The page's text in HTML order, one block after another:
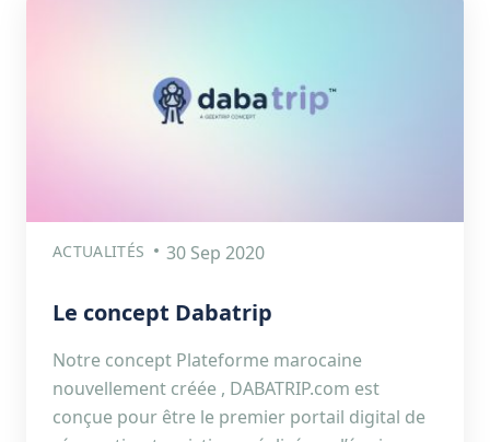
ACTUALITÉS 30 Sep 2020
Le concept Dabatrip
Notre concept Plateforme marocaine
nouvellement créée , DABATRIP.com est
conçue pour être le premier portail digital de